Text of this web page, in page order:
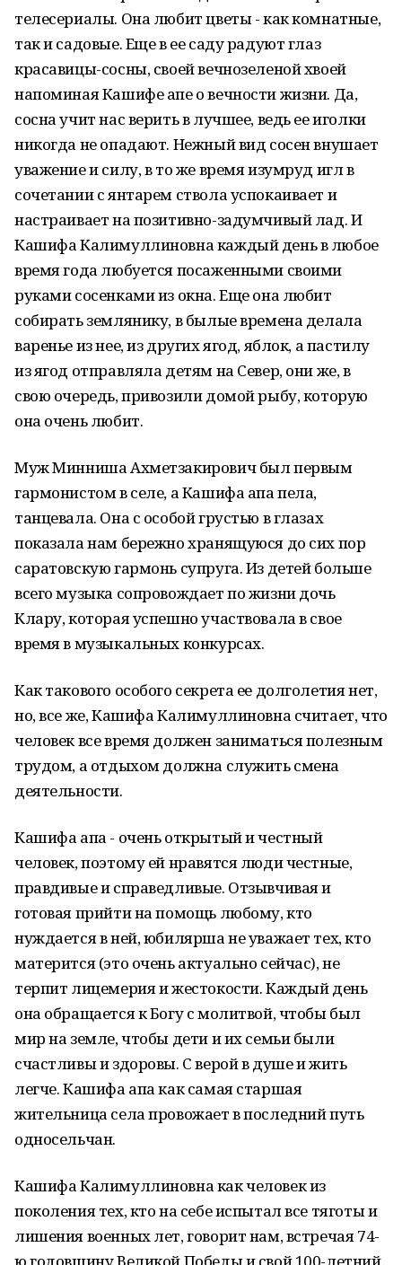
телесериалы. Она любит цветы - как комнатные,
так и садовые. Еще в ее саду радуют глаз
красавицы-сосны, своей вечнозеленой хвоей
напоминая Кашифе апе о вечности жизни. Да,
сосна учит нас верить в лучшее, ведь ее иголки
никогда не опадают. Нежный вид сосен внушает
уважение и силу, в то же время изумруд игл в
сочетании с янтарем ствола успокаивает и
настраивает на позитивно-задумчивый лад. И
Кашифа Калимуллиновна каждый день в любое
время года любуется посаженными своими
руками сосенками из окна. Еще она любит
собирать землянику, в былые времена делала
варенье из нее, из других ягод, яблок, а пастилу
из ягод отправляла детям на Север, они же, в
свою очередь, привозили домой рыбу, которую
она очень любит.
Муж Минниша Ахметзакирович был первым
гармонистом в селе, а Кашифа апа пела,
танцевала. Она с особой грустью в глазах
показала нам бережно хранящуюся до сих пор
саратовскую гармонь супруга. Из детей больше
всего музыка сопровождает по жизни дочь
Клару, которая успешно участвовала в свое
время в музыкальных конкурсах.
Как такового особого секрета ее долголетия нет,
но, все же, Кашифа Калимуллиновна считает, что
человек все время должен заниматься полезным
трудом, а отдыхом должна служить смена
деятельности.
Кашифа апа - очень открытый и честный
человек, поэтому ей нравятся люди честные,
правдивые и справедливые. Отзывчивая и
готовая прийти на помощь любому, кто
нуждается в ней, юбилярша не уважает тех, кто
матерится (это очень актуально сейчас), не
терпит лицемерия и жестокости. Каждый день
она обращается к Богу с молитвой, чтобы был
мир на земле, чтобы дети и их семьи были
счастливы и здоровы. С верой в душе и жить
легче. Кашифа апа как самая старшая
жительница села провожает в последний путь
односельчан.
Кашифа Калимуллиновна как человек из
поколения тех, кто на себе испытал все тяготы и
лишения военных лет, говорит нам, встречая 74-